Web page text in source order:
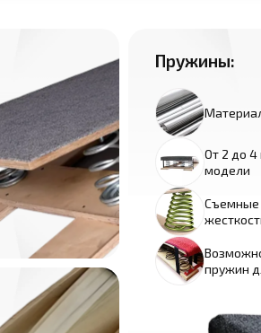
Пружины:
От 2 до 4
модели
Съемные
пружин